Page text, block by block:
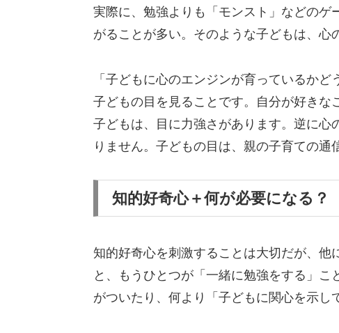
実際に、勉強よりも「モンスト」などの
がることが多い。そのような子どもは、心
「子どもに心のエンジンが育っているか
子どもの目を見ることです。自分が好きな
子どもは、目に力強さがあります。逆に
りません。子どもの目は、親の子育ての通
知的好奇心＋何が必要になる？
知的好奇心を刺激することは大切だが、他
と、もうひとつが「一緒に勉強をする」
がついたり、何より「子どもに関心を示し